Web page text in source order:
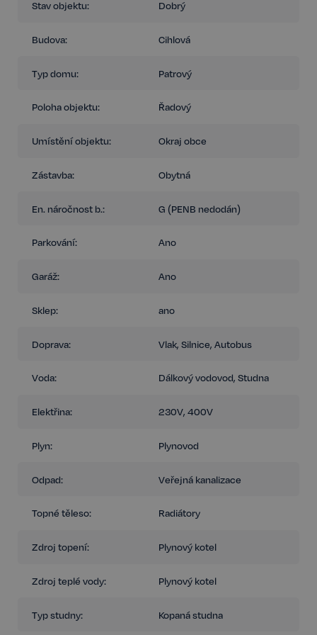
Stav objektu: Dobrý
Budova: Cihlová
Typ domu: Patrový
Poloha objektu: Řadový
Umístění objektu: Okraj obce
Zástavba: Obytná
En. náročnost b.: G (PENB nedodán)
Parkování: Ano
Garáž: Ano
Sklep: ano
Doprava: Vlak, Silnice, Autobus
Voda: Dálkový vodovod, Studna
Elektřina: 230V, 400V
Plyn: Plynovod
Odpad: Veřejná kanalizace
Topné těleso: Radiátory
Zdroj topení: Plynový kotel
Zdroj teplé vody: Plynový kotel
Typ studny: Kopaná studna